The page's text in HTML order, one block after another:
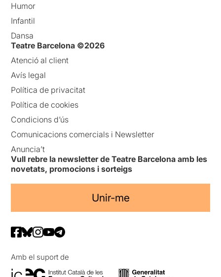
Humor
Infantil
Dansa
Teatre Barcelona ©2026
Atenció al client
Avís legal
Política de privacitat
Política de cookies
Condicions d’ús
Comunicacions comercials i Newsletter
Anuncia’t
Vull rebre la newsletter de Teatre Barcelona amb les
novetats, promocions i sorteigs
Unir-me
Amb el suport de